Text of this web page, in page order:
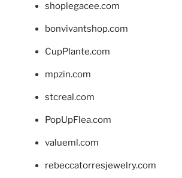
shoplegacee.com
bonvivantshop.com
CupPlante.com
mpzin.com
stcreal.com
PopUpFlea.com
valueml.com
rebeccatorresjewelry.com